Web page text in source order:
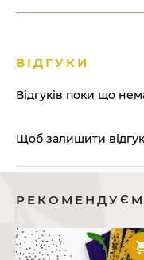
ВІДГУКИ
Відгуків поки що
Щоб залишити